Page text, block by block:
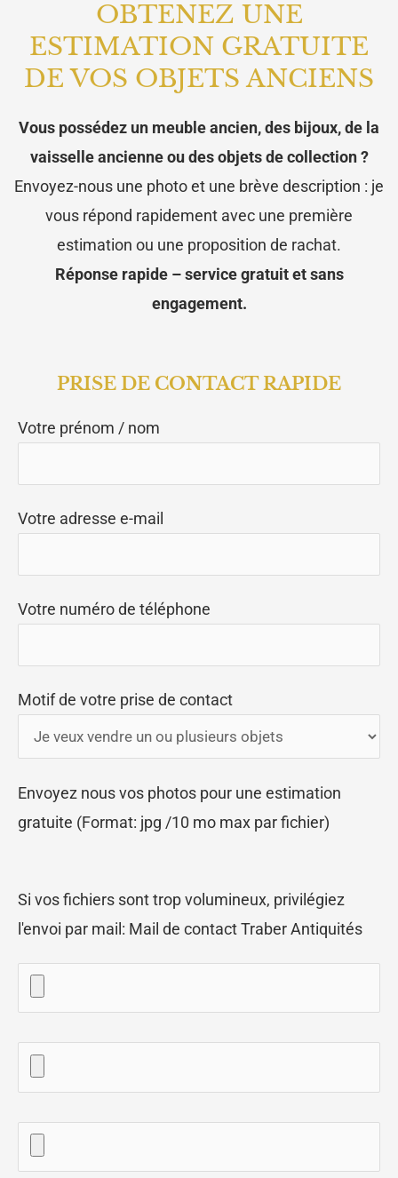
OBTENEZ UNE
ESTIMATION GRATUITE
DE VOS OBJETS ANCIENS
Vous possédez un meuble ancien, des bijoux, de la
vaisselle ancienne ou des objets de collection ?
Envoyez-nous une photo et une brève description : je
vous répond rapidement avec une première
estimation ou une proposition de rachat.
Réponse rapide – service gratuit et sans
engagement.
PRISE DE CONTACT RAPIDE
Votre prénom / nom
Votre adresse e-mail
Votre numéro de téléphone
Motif de votre prise de contact
Envoyez nous vos photos pour une estimation
gratuite (Format: jpg /10 mo max par fichier)
Si vos fichiers sont trop volumineux, privilégiez
l'envoi par mail: Mail de contact Traber Antiquités